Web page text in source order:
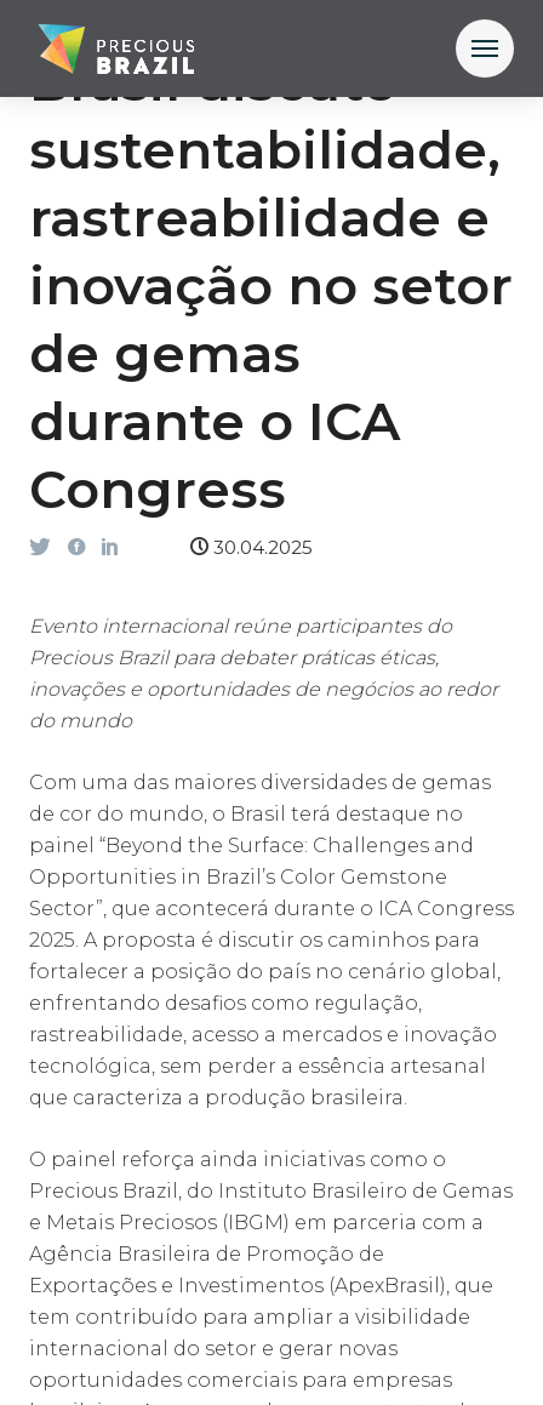
Brasil discute
sustentabilidade,
rastreabilidade e
inovação no setor
de gemas
durante o ICA
Congress
30.04.2025
Evento internacional reúne participantes do
Precious Brazil para debater práticas éticas,
inovações e oportunidades de negócios ao redor
do mundo
Com uma das maiores diversidades de gemas
de cor do mundo, o Brasil terá destaque no
painel “Beyond the Surface: Challenges and
Opportunities in Brazil’s Color Gemstone
Sector”, que acontecerá durante o ICA Congress
2025. A proposta é discutir os caminhos para
fortalecer a posição do país no cenário global,
enfrentando desafios como regulação,
rastreabilidade, acesso a mercados e inovação
tecnológica, sem perder a essência artesanal
que caracteriza a produção brasileira.
O painel reforça ainda iniciativas como o
Precious Brazil, do Instituto Brasileiro de Gemas
e Metais Preciosos (IBGM) em parceria com a
Agência Brasileira de Promoção de
Exportações e Investimentos (ApexBrasil), que
tem contribuído para ampliar a visibilidade
internacional do setor e gerar novas
oportunidades comerciais para empresas